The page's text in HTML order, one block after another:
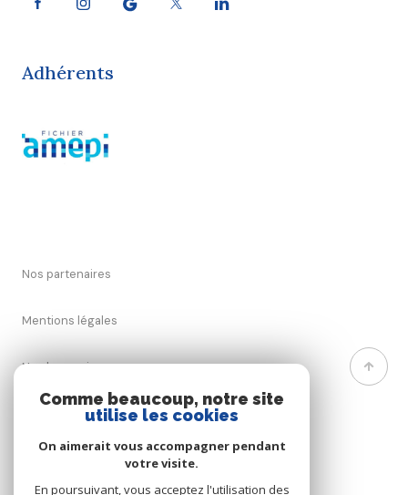
Adhérents
Nos partenaires
Mentions légales
Nos honoraires
Comme beaucoup, notre site
utilise les cookies
On aimerait vous accompagner pendant
votre visite.
En poursuivant, vous acceptez l'utilisation des